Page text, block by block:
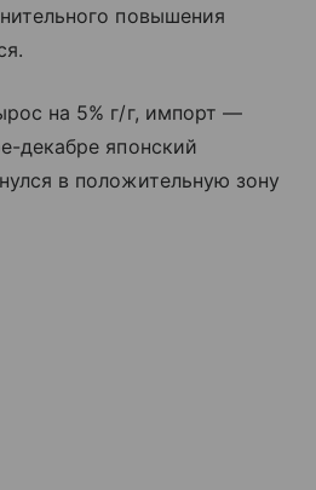
повышения
на 5% г/г, импорт —
декабре японский
в положительную зону